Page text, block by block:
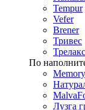
Tempur
Vefer
Brener
Тривес
Трелакс
По
Лузга